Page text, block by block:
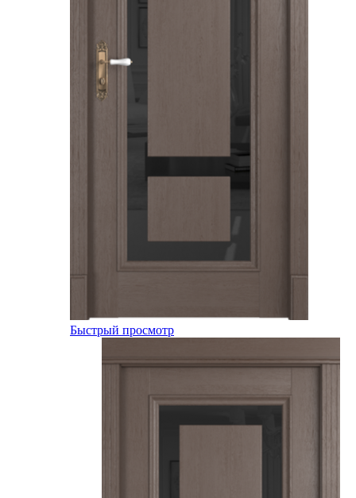
Быстрый просмотр